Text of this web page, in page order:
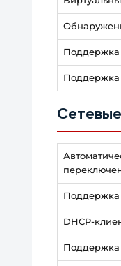
Поддержка
Поддержка
Поддержка
DHCP-
Поддержка